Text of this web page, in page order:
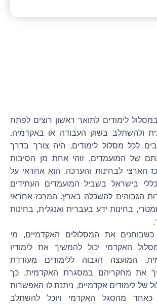
לימודים לתואר ראשון רוצים לפתח
ולהשתלב בשוק העבודה או באקדמיה.
לכל מסלול לימודים, היה צורך בדרך
של המועמדים. זוהי אחת מן הסיבות
הארצי לבחינות והערכה. הוא אחראי על
בישראל בשביל
המועמדים העתידים
הגבוהים להשכלה בארץ. המרכז אחראי
בחינות ידע בעברית ואנגלית, בחינות
כשבוחנים את המסלולים האקדמיים, מי
האקדמי יכול להמשיך את לימודיו
המועצה הגבוה ללימודים מעודדת
את מחקריהם במסגרת האקדמית. כך
של לימודים אקדמיים, ניתנת לו האפשרות
כאחד מהסגל האקדמי ויוכל להשתלב